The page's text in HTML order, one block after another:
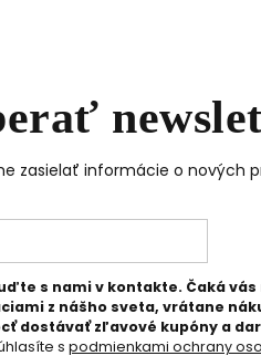
zasielať informácie o nových
s nami v kontakte. Čaká vás
z nášho sveta, vrátane
dostávať zľavové kupóny a
s podmienkami ochrany
dostávať zľavové kupóny a